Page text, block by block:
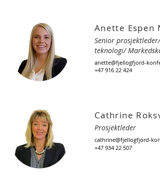
Anette Espen
Senior prosjektleder/
teknologi/
anette@fjellogfjord-
+47 916 22 424
Cathrine
Prosjektleder
cathrine@fjellogfjord-
+47 934 22 507